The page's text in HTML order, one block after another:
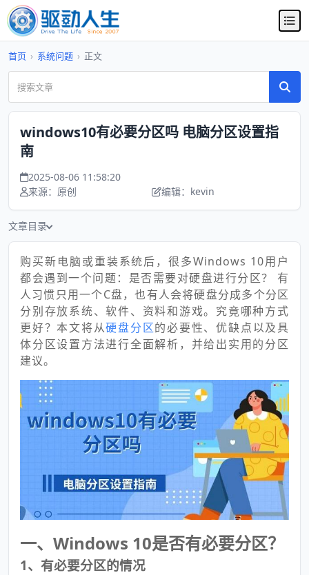
首页 › 系统问题 › 正文
windows10有必要分区吗 电脑分区设置指
南
2025-08-06 11:58:20
来源：原创
编辑：kevin
文章目录
购买新电脑或重装系统后，很多Windows 10用户
都会遇到一个问题：是否需要对硬盘进行分区？ 有
人习惯只用一个C盘，也有人会将硬盘分成多个分区
分别存放系统、软件、资料和游戏。究竟哪种方式
更好？本文将从硬盘分区的必要性、优缺点以及具
体分区设置方法进行全面解析，并给出实用的分区
建议。
一、Windows 10是否有必要分区？
1、有必要分区的情况